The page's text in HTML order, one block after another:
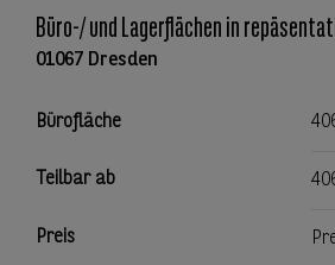
Büro-/ und Lagerflächen in
01067 Dresden
Bürofläche
Teilbar ab
Preis